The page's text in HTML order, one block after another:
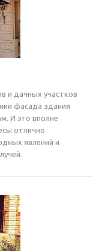
и дачных участков
фасада здания
И это вполне
отлично
явлений и